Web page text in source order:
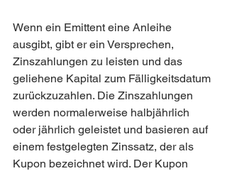
Wenn ein Emittent eine Anleihe
ausgibt, gibt er ein Versprechen,
Zinszahlungen zu leisten und das
geliehene Kapital zum Fälligkeitsdatum
zurückzuzahlen. Die Zinszahlungen
werden normalerweise halbjährlich
oder jährlich geleistet und basieren auf
einem festgelegten Zinssatz, der als
Kupon bezeichnet wird. Der Kupon